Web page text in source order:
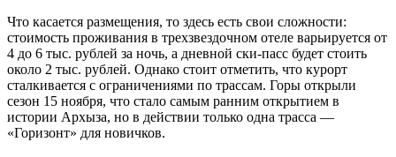
Что касается размещения, то здесь есть свои сложности:
стоимость проживания в трехзвездочном отеле варьируется от
4 до 6 тыс. рублей за ночь, а дневной ски-пасс будет стоить
около 2 тыс. рублей. Однако стоит отметить, что курорт
сталкивается с ограничениями по трассам. Горы открыли
сезон 15 ноября, что стало самым ранним открытием в
истории Архыза, но в действии только одна трасса —
«Горизонт» для новичков.